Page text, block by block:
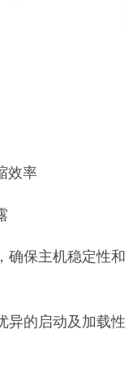
效率
确保主机稳定性和
异的启动及加载性